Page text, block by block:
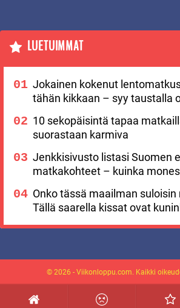
LUETUIMMAT
Jokainen kokenut
tähän kikkaan – syy taustalla
10 sekopäisintä tapaa
suorastaan karmiva
Jenkkisivusto listasi Suomen
matkakohteet – kuinka
Onko tässä maailman
Tällä saarella kissat ovat
© 2026 - Viikonloppu.com. Kaikki